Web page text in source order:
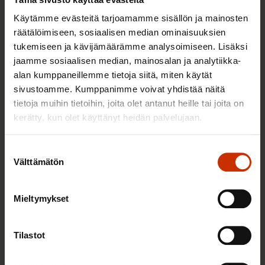
Käytämme evästeitä tarjoamamme sisällön ja mainosten
räätälöimiseen, sosiaalisen median ominaisuuksien
tukemiseen ja kävijämäärämme analysoimiseen. Lisäksi
jaamme sosiaalisen median, mainosalan ja analytiikka-
alan kumppaneillemme tietoja siitä, miten käytät
sivustoamme. Kumppanimme voivat yhdistää näitä
tietoja muihin tietoihin, joita olet antanut heille tai joita on
kerätty, kun olet käyttänyt heidän palvelujaan.
valinta
Välttämätön
Mieltymykset
Tilastot
3.6.2026 13:34
Mikä muuttui määräaikaisissa työsuhteissa? Lue
juristin vastaukset!